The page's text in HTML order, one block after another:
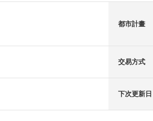
都市計畫
交易方式
下次更新日